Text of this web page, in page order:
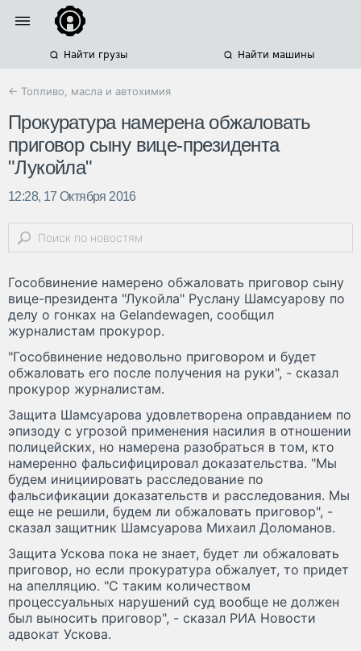
Найти грузы Найти машины
← Топливо, масла и автохимия
Прокуратура намерена обжаловать
приговор сыну вице-президента
"Лукойла"
12:28, 17 Октября 2016
Гособвинение намерено обжаловать приговор сыну
вице-президента "Лукойла" Руслану Шамсуарову по
делу о гонках на Gelandewagen, сообщил
журналистам прокурор.
"Гособвинение недовольно приговором и будет
обжаловать его после получения на руки", - сказал
прокурор журналистам.
Защита Шамсуарова удовлетворена оправданием по
эпизоду с угрозой применения насилия в отношении
полицейских, но намерена разобраться в том, кто
намеренно фальсифицировал доказательства. "Мы
будем инициировать расследование по
фальсификации доказательств и расследования. Мы
еще не решили, будем ли обжаловать приговор", -
сказал защитник Шамсуарова Михаил Доломанов.
Защита Ускова пока не знает, будет ли обжаловать
приговор, но если прокуратура обжалует, то придет
на апелляцию. "С таким количеством
процессуальных нарушений суд вообще не должен
был выносить приговор", - сказал РИА Новости
адвокат Ускова.